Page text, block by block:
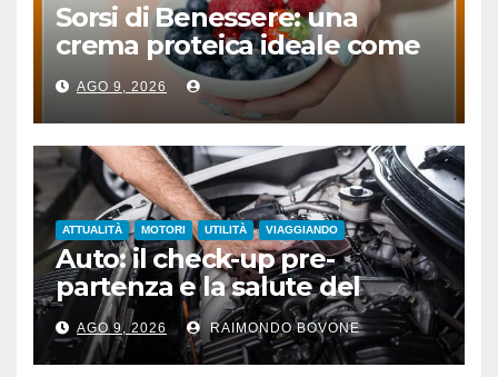
Sorsi di Benessere: una
crema proteica ideale come
spuntino
AGO 9, 2026
ATTUALITÀ MOTORI UTILITÀ VIAGGIANDO
Auto: il check-up pre-
partenza e la salute del
motore sotto il sole
AGO 9, 2026 RAIMONDO BOVONE